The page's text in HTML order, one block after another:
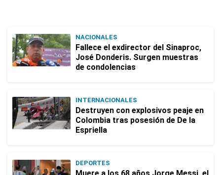
NACIONALES
Fallece el exdirector del Sinaproc,
José Donderis. Surgen muestras
de condolencias
INTERNACIONALES
Destruyen con explosivos peaje en
Colombia tras posesión de De la
Espriella
DEPORTES
Muere a los 68 años Jorge Messi, el